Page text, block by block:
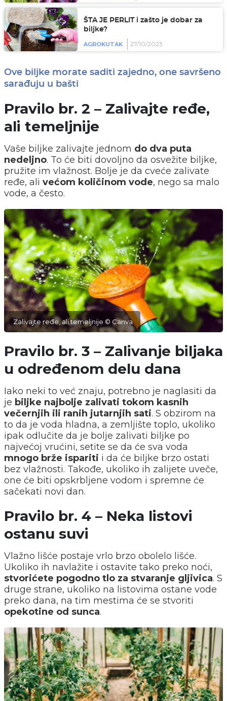
ŠTA JE PERLIT i zašto je dobar za
biljke?
AGROKUTAK 27/10/2023
Ove biljke morate saditi zajedno, one savršeno
sarađuju u bašti
Pravilo br. 2 – Zalivajte ređe,
ali temeljnije
Vaše biljke zalivajte jednom do dva puta
nedeljno. To će biti dovoljno da osvežite biljke,
pružite im vlažnost. Bolje je da cveće zalivate
ređe, ali većom količinom vode, nego sa malo
vode, a često.
Zalivajte ređe, ali temeljnije © Canva
Pravilo br. 3 – Zalivanje biljaka
u određenom delu dana
Iako neki to već znaju, potrebno je naglasiti da
je biljke najbolje zalivati tokom kasnih
večernjih ili ranih jutarnjih sati. S obzirom na
to da je voda hladna, a zemljište toplo, ukoliko
ipak odlučite da je bolje zalivati biljke po
najvećoj vrućini, setite se da će sva voda
mnogo brže ispariti i da će biljke brzo ostati
bez vlažnosti. Takođe, ukoliko ih zalijete uveče,
one će biti opskrbljene vodom i spremne će
sačekati novi dan.
Pravilo br. 4 – Neka listovi
ostanu suvi
Vlažno lišće postaje vrlo brzo obolelo lišće.
Ukoliko ih navlažite i ostavite tako preko noći,
stvorićete pogodno tlo za stvaranje gljivica. S
druge strane, ukoliko na listovima ostane vode
preko dana, na tim mestima će se stvoriti
opekotine od sunca.